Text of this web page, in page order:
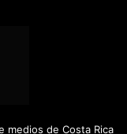
medios de Costa Rica